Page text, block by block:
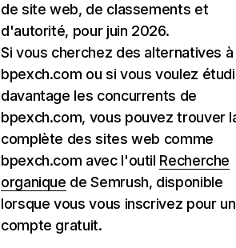
de site web, de classements et
d'autorité, pour juin 2026.
Si vous cherchez des alternatives à
bpexch.com ou si vous voulez
davantage les concurrents de
bpexch.com, vous pouvez trouver
complète des sites web comme
bpexch.com avec l'outil Recherche
organique de Semrush, disponible
lorsque vous vous inscrivez pour un
compte gratuit.